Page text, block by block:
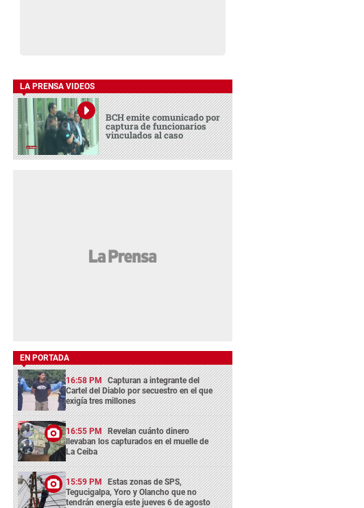
LA PRENSA VIDEOS
BCH emite comunicado por
captura de funcionarios
vinculados al caso
EN PORTADA
16:58 PM Capturan a integrante del
Cartel del Diablo por secuestro en el que
exigía tres millones
16:55 PM Revelan cuánto dinero
llevaban los capturados en el muelle de
La Ceiba
15:59 PM Estas zonas de SPS,
Tegucigalpa, Yoro y Olancho que no
tendrán energía este jueves 6 de agosto